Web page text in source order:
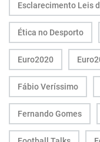
Esclarecimento Leis
Ética no Desporto
Euro2020
Fábio Veríssimo
Fernando Gomes